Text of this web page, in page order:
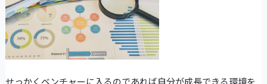
せっかくベンチャーに入るのであれば自分が成長できる環境を